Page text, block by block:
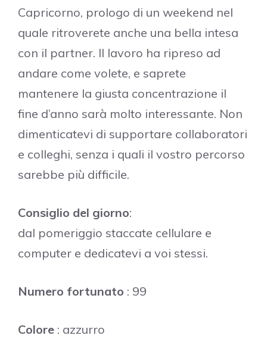
Capricorno, prologo di un weekend nel
quale ritroverete anche una bella intesa
con il partner. Il lavoro ha ripreso ad
andare come volete, e saprete
mantenere la giusta concentrazione il
fine d’anno sarà molto interessante. Non
dimenticatevi di supportare collaboratori
e colleghi, senza i quali il vostro percorso
sarebbe più difficile.
Consiglio del giorno:
dal pomeriggio staccate cellulare e
computer e dedicatevi a voi stessi.
Numero fortunato : 99
Colore : azzurro